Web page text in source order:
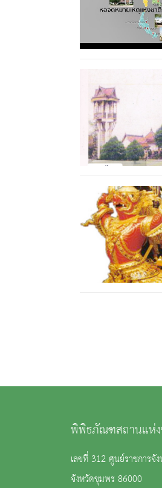
พิพิธภัณฑสถานแห่
เลขที่ 312 ศูนย์ราชการ
จังหวัดชุมพร 86000